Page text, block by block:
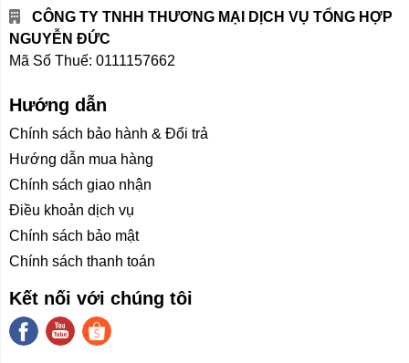
CÔNG TY TNHH THƯƠNG MẠI DỊCH VỤ TỔNG HỢP
NGUYỄN ĐỨC
Mã Số Thuế: 0111157662
Hướng dẫn
Chính sách bảo hành & Đổi trả
Hướng dẫn mua hàng
Chính sách giao nhận
Điều khoản dịch vụ
Chính sách bảo mật
Chính sách thanh toán
Kết nối với chúng tôi